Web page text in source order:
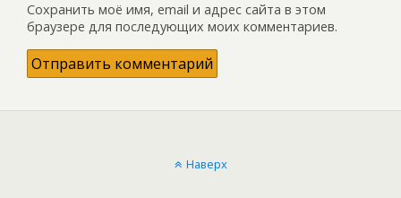
Сохранить моё имя, email и адрес сайта в этом
браузере для последующих моих комментариев.
Наверх